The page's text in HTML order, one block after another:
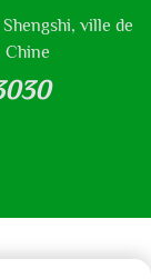
ville de
Chine